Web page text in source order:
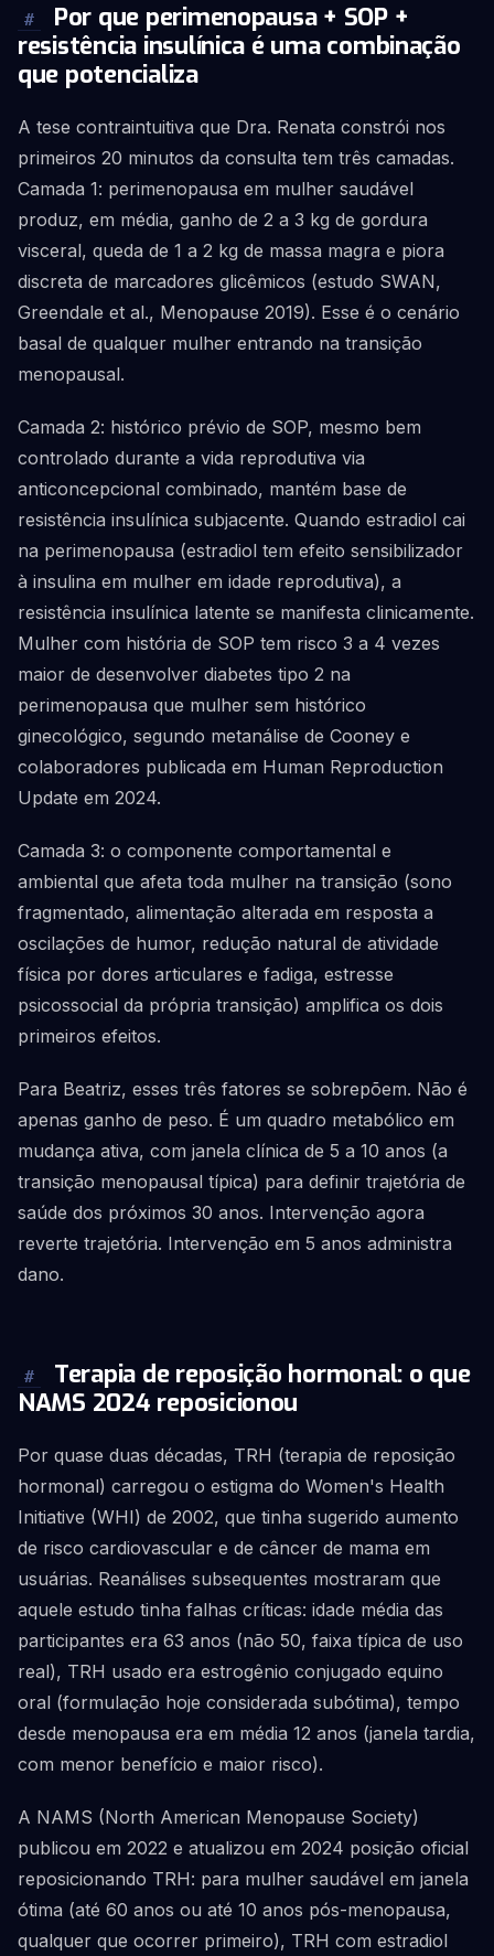
#
Por que perimenopausa + SOP +
resistência insulínica é uma combinação
que potencializa
A tese contraintuitiva que Dra. Renata constrói nos
primeiros 20 minutos da consulta tem três camadas.
Camada 1: perimenopausa em mulher saudável
produz, em média, ganho de 2 a 3 kg de gordura
visceral, queda de 1 a 2 kg de massa magra e piora
discreta de marcadores glicêmicos (estudo SWAN,
Greendale et al., Menopause 2019). Esse é o cenário
basal de qualquer mulher entrando na transição
menopausal.
Camada 2: histórico prévio de SOP, mesmo bem
controlado durante a vida reprodutiva via
anticoncepcional combinado, mantém base de
resistência insulínica subjacente. Quando estradiol cai
na perimenopausa (estradiol tem efeito sensibilizador
à insulina em mulher em idade reprodutiva), a
resistência insulínica latente se manifesta clinicamente.
Mulher com história de SOP tem risco 3 a 4 vezes
maior de desenvolver diabetes tipo 2 na
perimenopausa que mulher sem histórico
ginecológico, segundo metanálise de Cooney e
colaboradores publicada em Human Reproduction
Update em 2024.
Camada 3: o componente comportamental e
ambiental que afeta toda mulher na transição (sono
fragmentado, alimentação alterada em resposta a
oscilações de humor, redução natural de atividade
física por dores articulares e fadiga, estresse
psicossocial da própria transição) amplifica os dois
primeiros efeitos.
Para Beatriz, esses três fatores se sobrepõem. Não é
apenas ganho de peso. É um quadro metabólico em
mudança ativa, com janela clínica de 5 a 10 anos (a
transição menopausal típica) para definir trajetória de
saúde dos próximos 30 anos. Intervenção agora
reverte trajetória. Intervenção em 5 anos administra
dano.
#
Terapia de reposição hormonal: o que
NAMS 2024 reposicionou
Por quase duas décadas, TRH (terapia de reposição
hormonal) carregou o estigma do Women's Health
Initiative (WHI) de 2002, que tinha sugerido aumento
de risco cardiovascular e de câncer de mama em
usuárias. Reanálises subsequentes mostraram que
aquele estudo tinha falhas críticas: idade média das
participantes era 63 anos (não 50, faixa típica de uso
real), TRH usado era estrogênio conjugado equino
oral (formulação hoje considerada subótima), tempo
desde menopausa era em média 12 anos (janela tardia,
com menor benefício e maior risco).
A NAMS (North American Menopause Society)
publicou em 2022 e atualizou em 2024 posição oficial
reposicionando TRH: para mulher saudável em janela
ótima (até 60 anos ou até 10 anos pós-menopausa,
qualquer que ocorrer primeiro), TRH com estradiol